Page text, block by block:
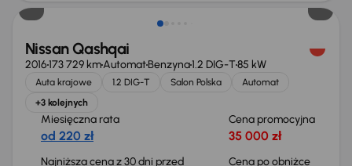
Nissan Qashqai
2016173 729 kmAutomatBenzyna1.2 DIG-T85 kW
Auta krajowe 1.2 DIG-T Salon Polska
Automat
+3 kolejnych
Miesięczna rata
od 220 zł
Cena promocyjna
35 000 zł
Najniższa cena z 30 dni przed Cena po obniżce